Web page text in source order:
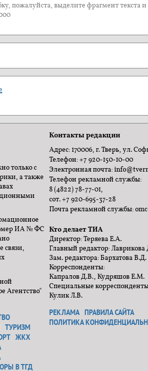
пожалуйста, выделите фрагмент текста
только с
а также
ИА № ФС
связи,
Агентство"
ТУРИЗМ
ЖКХ
В ТГД
Контакты редакции
Адрес: 170006, г. Тверь, ул.
Телефон: +7 920-150-10-00
Электронная почта:
Телефон рекламной службы:
8 (4822) 78-77-01,
сот. +7 920-695-37-28
Почта рекламной службы:
Кто делает ТИА
Директор: Теряева Е.А.
Главный редактор: Лаврикова
Зам. редактора: Бархатова В.Д.
Корреспонденты:
Капралов Д.В., Кудряшов Е.М.
Специальные
Кулик Л.В.
РЕКЛАМА ПРАВИЛА САЙТА
ПОЛИТИКА